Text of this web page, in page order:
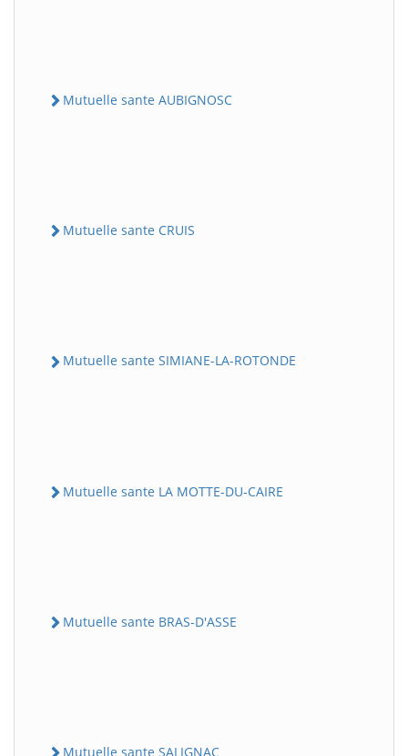
Mutuelle sante AUBIGNOSC
Mutuelle sante CRUIS
Mutuelle sante SIMIANE-LA-ROTONDE
Mutuelle sante LA MOTTE-DU-CAIRE
Mutuelle sante BRAS-D'ASSE
Mutuelle sante SALIGNAC